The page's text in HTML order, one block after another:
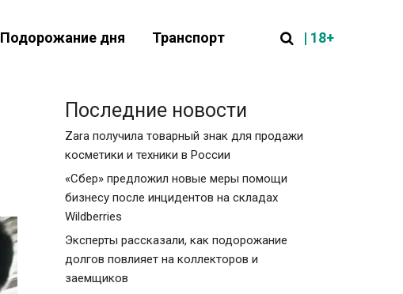
Подорожание дня Транспорт | 18+
Последние новости
Zara получила товарный знак для продажи
косметики и техники в России
«Сбер» предложил новые меры помощи
бизнесу после инцидентов на складах
Wildberries
Эксперты рассказали, как подорожание
долгов повлияет на коллекторов и
заемщиков